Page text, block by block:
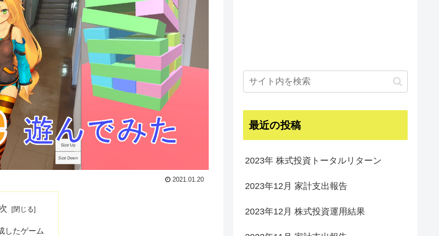
2021.01.20
したゲーム
最近の投稿
2023年 株式投資トータルリターン
2023年12月 家計支出報告
2023年12月 株式投資運用結果